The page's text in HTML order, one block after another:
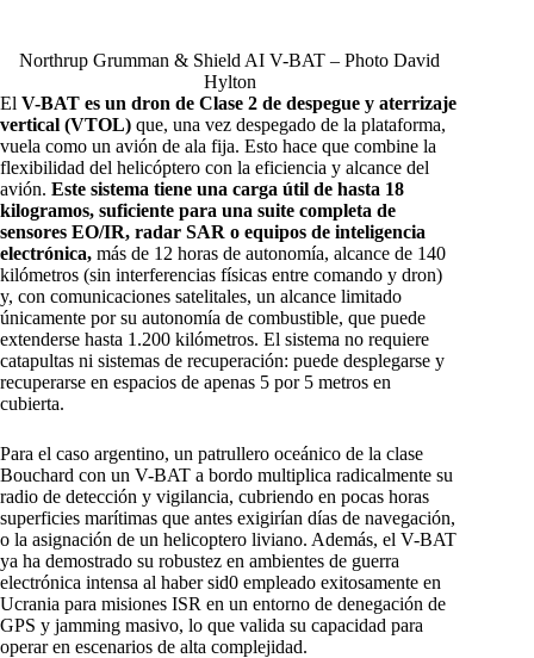
Northrup Grumman & Shield AI V-BAT – Photo David
Hylton
El V-BAT es un dron de Clase 2 de despegue y aterrizaje
vertical (VTOL) que, una vez despegado de la plataforma,
vuela como un avión de ala fija. Esto hace que combine la
flexibilidad del helicóptero con la eficiencia y alcance del
avión. Este sistema tiene una carga útil de hasta 18
kilogramos, suficiente para una suite completa de
sensores EO/IR, radar SAR o equipos de inteligencia
electrónica, más de 12 horas de autonomía, alcance de 140
kilómetros (sin interferencias físicas entre comando y dron)
y, con comunicaciones satelitales, un alcance limitado
únicamente por su autonomía de combustible, que puede
extenderse hasta 1.200 kilómetros. El sistema no requiere
catapultas ni sistemas de recuperación: puede desplegarse y
recuperarse en espacios de apenas 5 por 5 metros en
cubierta.
Para el caso argentino, un patrullero oceánico de la clase
Bouchard con un V-BAT a bordo multiplica radicalmente su
radio de detección y vigilancia, cubriendo en pocas horas
superficies marítimas que antes exigirían días de navegación,
o la asignación de un helicoptero liviano. Además, el V-BAT
ya ha demostrado su robustez en ambientes de guerra
electrónica intensa al haber sid0 empleado exitosamente en
Ucrania para misiones ISR en un entorno de denegación de
GPS y jamming masivo, lo que valida su capacidad para
operar en escenarios de alta complejidad.